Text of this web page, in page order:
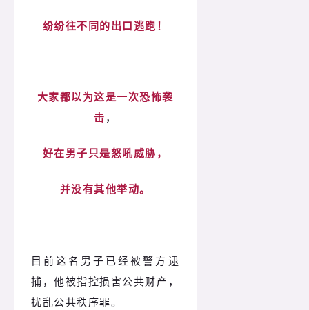
纷纷往不同的出口逃跑！
大家都以为这是一次恐怖袭
击 ，
好在男子只是怒吼威胁，
并没有其他举动。
目前这名男子已经被警方逮
捕，他被指控损害公共财产，
扰乱公共秩序罪。